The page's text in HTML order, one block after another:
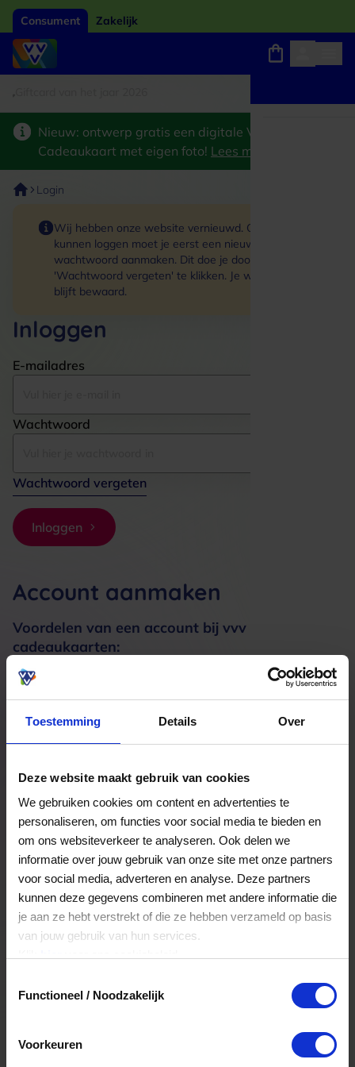
Toestemming Details Over
Deze website maakt gebruik van cookies
We gebruiken cookies om content en advertenties te
personaliseren, om functies voor social media te bieden en
om ons websiteverkeer te analyseren. Ook delen we
informatie over jouw gebruik van onze site met onze partners
voor social media, adverteren en analyse. Deze partners
kunnen deze gegevens combineren met andere informatie die
je aan ze hebt verstrekt of die ze hebben verzameld op basis
van jouw gebruik van hun services.
Functioneel / Noodzakelijk
Voorkeuren
Consument Zakelijk
Nieuw: ontwerp gratis een digitale VVV
Cadeaukaart met eigen foto! Lees meer
Login
Wij hebben onze website vernieuwd. Om in te
kunnen loggen moet je eerst een nieuw
wachtwoord aanmaken. Dit doe je door op de link
'Wachtwoord vergeten' te klikken. Je winkelmand
blijft bewaard.
Inloggen
E-mailadres
Wachtwoord
Wachtwoord vergeten
Inloggen
Account aanmaken
Voordelen van een account bij vvv
cadeaukaarten:
Meerdere adressen registreren
Een bestelling volgen
Nog veel meer...
Maak account aan